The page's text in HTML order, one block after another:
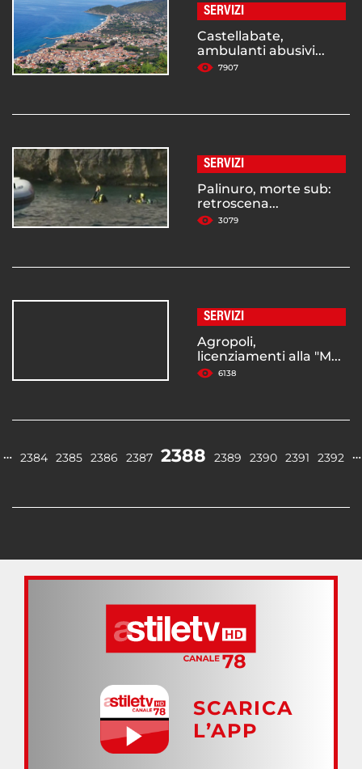
SERVIZI
Castellabate,
ambulanti abusivi...
7907
SERVIZI
Palinuro, morte sub:
retroscena...
3079
SERVIZI
Agropoli,
licenziamenti alla "M...
6138
… 2384 2385 2386 2387 2388 2389 2390 2391 2392 …
SCARICA
L’APP